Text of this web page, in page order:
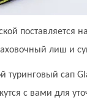
поставляется
лиш и
туринговый сап
с вами для